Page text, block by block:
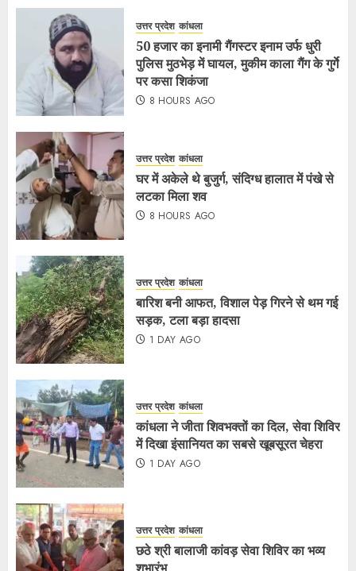
उत्तर प्रदेश कांधला
50 हजार का इनामी गैंगस्टर इनाम उर्फ धुरी
पुलिस मुठभेड़ में घायल, मुकीम काला गैंग के गुर्गे
पर कसा शिकंजा
8 HOURS AGO
उत्तर प्रदेश कांधला
घर में अकेले थे बुजुर्ग, संदिग्ध हालात में पंखे से
लटका मिला शव
8 HOURS AGO
उत्तर प्रदेश कांधला
बारिश बनी आफत, विशाल पेड़ गिरने से थम गई
सड़क, टला बड़ा हादसा
1 DAY AGO
उत्तर प्रदेश कांधला
कांधला ने जीता शिवभक्तों का दिल, सेवा शिविर
में दिखा इंसानियत का सबसे खूबसूरत चेहरा
1 DAY AGO
उत्तर प्रदेश कांधला
छठे श्री बालाजी कांवड़ सेवा शिविर का भव्य
शुभारंभ